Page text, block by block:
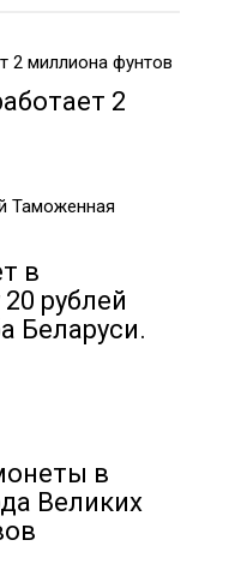
2
в
рублей
Беларуси.
в
Великих